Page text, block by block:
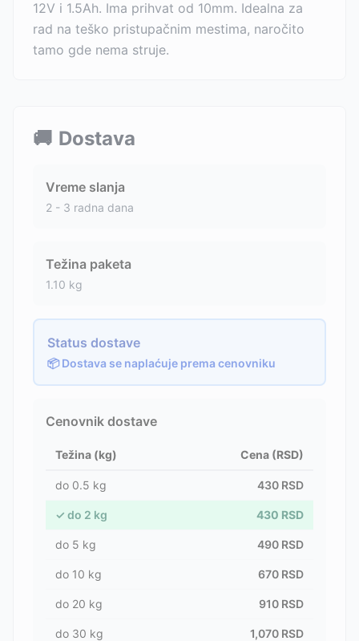
12V i 1.5Ah. Ima prihvat od 10mm. Idealna za
rad na teško pristupačnim mestima, naročito
tamo gde nema struje.
🚚 Dostava
Vreme slanja
2 - 3 radna dana
Težina paketa
1.10 kg
Status dostave
📦 Dostava se naplaćuje prema cenovniku
Cenovnik dostave
Težina (kg) Cena (RSD)
do 0.5 kg 430 RSD
✓ do 2 kg 430 RSD
do 5 kg 490 RSD
do 10 kg 670 RSD
do 20 kg 910 RSD
do 30 kg 1,070 RSD